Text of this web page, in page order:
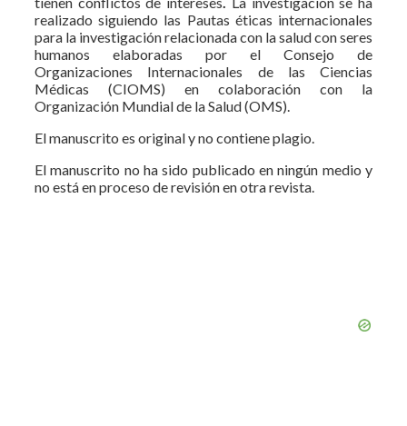
realizado siguiendo las Pautas éticas internacionales
para la investigación relacionada con la salud con seres
humanos elaboradas por el Consejo de
Organizaciones Internacionales de las Ciencias
Médicas (CIOMS) en colaboración con la
Organización Mundial de la Salud (OMS).
El manuscrito es original y no contiene plagio.
El manuscrito no ha sido publicado en ningún medio y
no está en proceso de revisión en otra revista.